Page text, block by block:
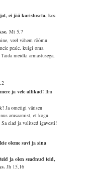
ei jää karistuseta, kes
Mt 5,7
veel vähem rõõmu
peale, kuigi oma
meidki armastusega,
ja vete allikad!Ilm
Ja ometigi värisen
arusaamist, et kogu
elad ja valitsed igavesti!
oleme savi ja sina
ja olen seadnud teid,
Jh 15,16